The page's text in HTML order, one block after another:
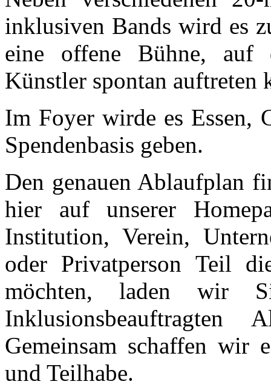
inklusiven Bands wird es
eine offene Bühne, auf
Künstler spontan auftreten
Im Foyer wirde es Essen,
Spendenbasis geben.
Den genauen Ablaufplan
hier auf unserer
Institution, Verein,
oder Privatperson Teil
möchten, laden wir
Gemeinsam schaffen wir
und Teilhabe.